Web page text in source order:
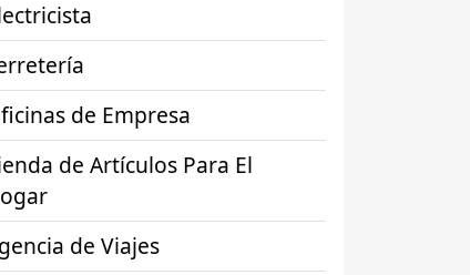
de Empresa
de Artículos Para El
de Viajes